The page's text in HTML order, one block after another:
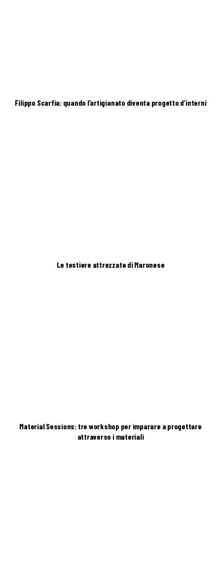
Filippo Scarfia: quando l’artigianato diventa progetto d’interni
Le testiere attrezzate di Maronese
Material Sessions: tre workshop per imparare a progettare
attraverso i materiali